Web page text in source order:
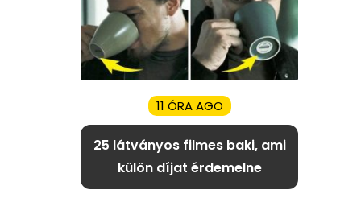
11 ÓRA AGO
25 látványos filmes baki, ami
külön díjat érdemelne